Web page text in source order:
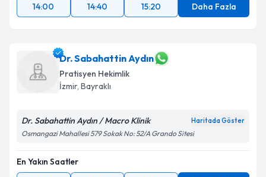
14:00
14:40 15:20 Daha Fazla
Dr. Sabahattin Aydın
Pratisyen Hekimlik
İzmir, Bayraklı
Dr. Sabahattin Aydın / Macro Klinik Haritada Göster
Osmangazi Mahallesi 579 Sokak No: 52/A Grando Sitesi
En Yakın Saatler